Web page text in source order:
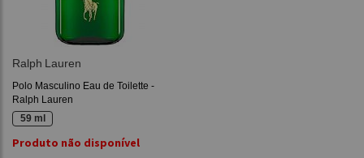
Ralph Lauren
Polo Masculino Eau de Toilette -
Ralph Lauren
59 ml
Produto não disponível